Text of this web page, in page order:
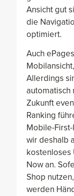
Ansicht gut
die
optimiert.
Auch
Allerdings
automatisch
Zukunft
Ranking
Mobile-
wir deshalb
kostenloses
Now an.
Shop
werden